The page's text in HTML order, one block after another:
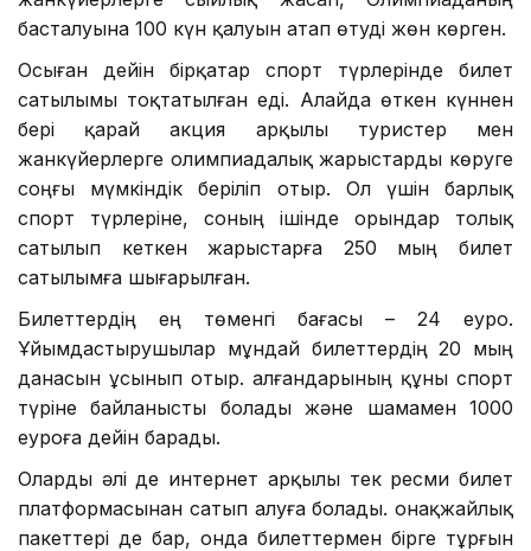
басталуына 100 күн қалуын атап өтуді жөн көрген.
Осыған дейін бірқатар спорт түрлерінде билет
сатылымы тоқтатылған еді. Алайда өткен күннен
бері қарай акция арқылы туристер мен
жанкүйерлерге олимпиадалық жарыстарды көруге
соңғы мүмкіндік беріліп отыр. Ол үшін барлық
спорт түрлеріне, соның ішінде орындар толық
сатылып кеткен жарыстарға 250 мың билет
сатылымға шығарылған.
Билеттердің ең төменгі бағасы – 24 еуро.
Ұйымдастырушылар мұндай билеттердің 20 мың
данасын ұсынып отыр. Қалғандарының құны спорт
түріне байланысты болады және шамамен 1000
еуроға дейін барады.
Оларды әлі де интернет арқылы тек ресми билет
платформасынан сатып алуға болады. Қонақжайлық
пакеттері де бар, онда билеттермен бірге тұрғын